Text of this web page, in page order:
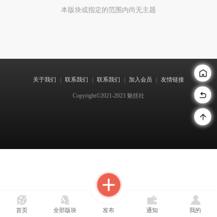
首页 全部版块 发布 通知 我的
本版块或指定的范围内尚无主题
关于我们 联系我们 联系我们 加入会员 友情链接
Copyright©2021-2023 魅丝社